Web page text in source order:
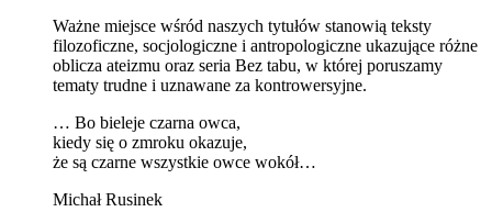
Ważne miejsce wśród naszych tytułów stanowią teksty
filozoficzne, socjologiczne i antropologiczne ukazujące różne
oblicza ateizmu oraz seria Bez tabu, w której poruszamy
tematy trudne i uznawane za kontrowersyjne.
… Bo bieleje czarna owca,
kiedy się o zmroku okazuje,
że są czarne wszystkie owce wokół…
Michał Rusinek